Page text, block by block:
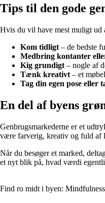
Tips til den gode
Hvis du vil have mest muligt ud
Kom tidligt – de bedste
Medbring kontanter
Kig grundigt – nogle af
Tænk kreativt – et
Tag din egen pose eller
En del af byens
Genbrugsmarkederne er et
være farverig, kreativ og fuld af
Når du besøger et marked,
et nyt blik på, hvad værdi
Find ro midt i byen: